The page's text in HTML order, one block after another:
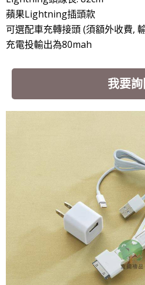
蘋果Lightning插頭款
可選配車充轉接頭 (須額外收費,
充電投輸出為80mah
我要詢